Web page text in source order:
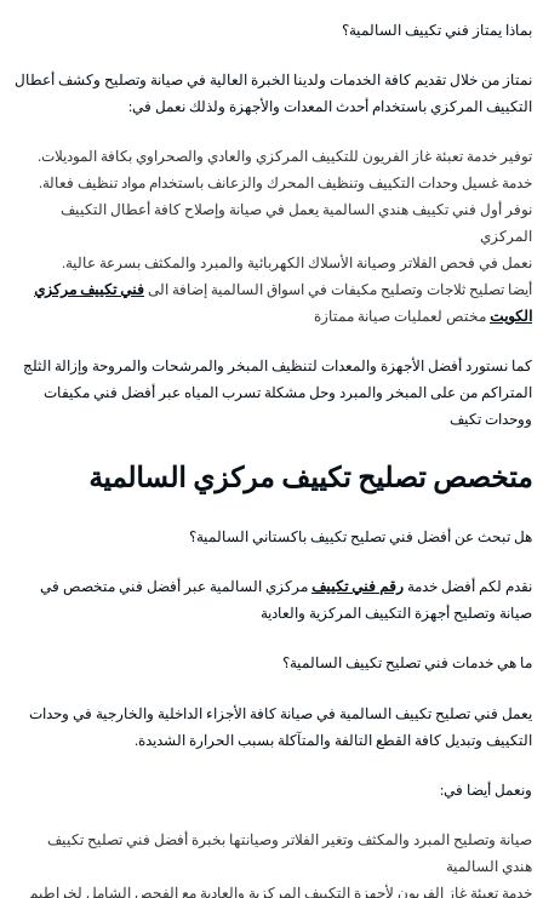
بماذا يمتاز فني تكييف السالمية؟
نمتاز من خلال تقديم كافة الخدمات ولدينا الخبرة العالية في صيانة وتصليح وكشف أعطال
التكييف المركزي باستخدام أحدث المعدات والأجهزة ولذلك نعمل في:
توفير خدمة تعبئة غاز الفريون للتكييف المركزي والعادي والصحراوي بكافة الموديلات.
خدمة غسيل وحدات التكييف وتنظيف المحرك والزعانف باستخدام مواد تنظيف فعالة.
نوفر أول فني تكييف هندي السالمية يعمل في صيانة وإصلاح كافة أعطال التكييف
المركزي
نعمل في فحص الفلاتر وصيانة الأسلاك الكهربائية والمبرد والمكثف بسرعة عالية.
أيضا تصليح ثلاجات وتصليح مكيفات في اسواق السالمية إضافة الىفني تكييف مركزي
الكويتمختص لعمليات صيانة ممتازة
كما نستورد أفضل الأجهزة والمعدات لتنظيف المبخر والمرشحات والمروحة وإزالة الثلج
المتراكم من على المبخر والمبرد وحل مشكلة تسرب المياه عبر أفضل فني مكيفات
ووحدات تكيف
متخصص تصليح تكييف مركزي السالمية
هل تبحث عن أفضل فني تصليح تكييف باكستاني السالمية؟
نقدم لكم أفضل خدمةرقم فني تكييفمركزي السالمية عبر أفضل فني متخصص في
صيانة وتصليح أجهزة التكييف المركزية والعادية
ما هي خدمات فني تصليح تكييف السالمية؟
يعمل فني تصليح تكييف السالمية في صيانة كافة الأجزاء الداخلية والخارجية في وحدات
التكييف وتبديل كافة القطع التالفة والمتآكلة بسبب الحرارة الشديدة.
ونعمل أيضا في:
صيانة وتصليح المبرد والمكثف وتغير الفلاتر وصيانتها بخبرة أفضل فني تصليح تكييف
هندي السالمية
خدمة تعبئة غاز الفريون لأجهزة التكييف المركزية والعادية مع الفحص الشامل لخراطيم